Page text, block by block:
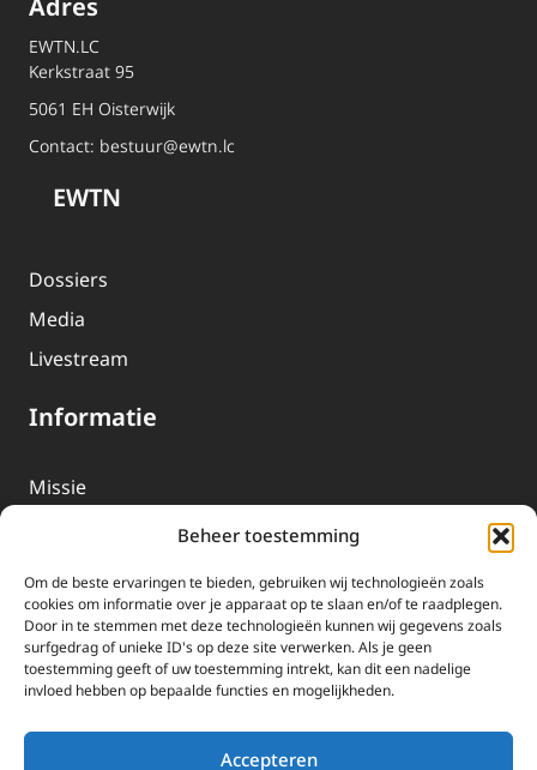
Beheer toestemming
Om de beste ervaringen te bieden, gebruiken wij technologieën zoals
cookies om informatie over je apparaat op te slaan en/of te raadplegen.
Door in te stemmen met deze technologieën kunnen wij gegevens zoals
surfgedrag of unieke ID's op deze site verwerken. Als je geen
toestemming geeft of uw toestemming intrekt, kan dit een nadelige
invloed hebben op bepaalde functies en mogelijkheden.
Accepteren
Adres
EWTN.LC
Kerkstraat 95
5061 EH Oisterwijk
Contact: bestuur@ewtn.lc
EWTN
Dossiers
Media
Livestream
Informatie
Missie
EWTN-Team
Organisatiegegevens
Doneren
EWTN wordt uitsluitend gefinancierd door uw donaties.